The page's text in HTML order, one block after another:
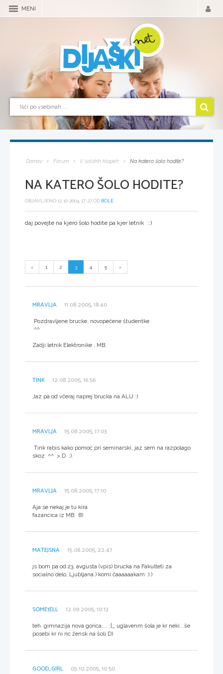
MENI
Domov Forum V šolskih klopeh Na katero šolo hodite?
NA KATERO ŠOLO HODITE?
OBJAVLJENO 12.10.2004, 17:27 OD BOLE
daj povejte na kjero šolo hodite pa kjer letnik ::)
1 2 3 4 5
MRAVLJA 11.08.2005, 18:40
Pozdravljene brucke, novopečene študentke.
^^
Zadji letnik Elektronike , MB.
TINK 12.08.2005, 16:56
Jaz pa od včeraj naprej brucka na ALU :)
MRAVLJA 15.08.2005, 17:03
Tink rabis kako pomoc pri seminarski, jaz sem na razpolago
skoz ^^ >:D ;).
MRAVLJA 15.08.2005, 17:10
Aja se nekaj je tu kira
fazancica iz MB. 8)
MATEJSNA 15.08.2005, 22:47
js bom pa od 23. avgusta (vpis) brucka na Fakulteti za
socialno delo, Ljubljana:) komi čaaaaaakam :):)
SOME1ELL 12.09.2005, 10:13
teh. gimnazija nova gorica.... :|_ uglavenm šola je kr neki...še
posebi kr ni nc žensk na šoli D)
GOOD_GIRL 03.10.2005, 10:50